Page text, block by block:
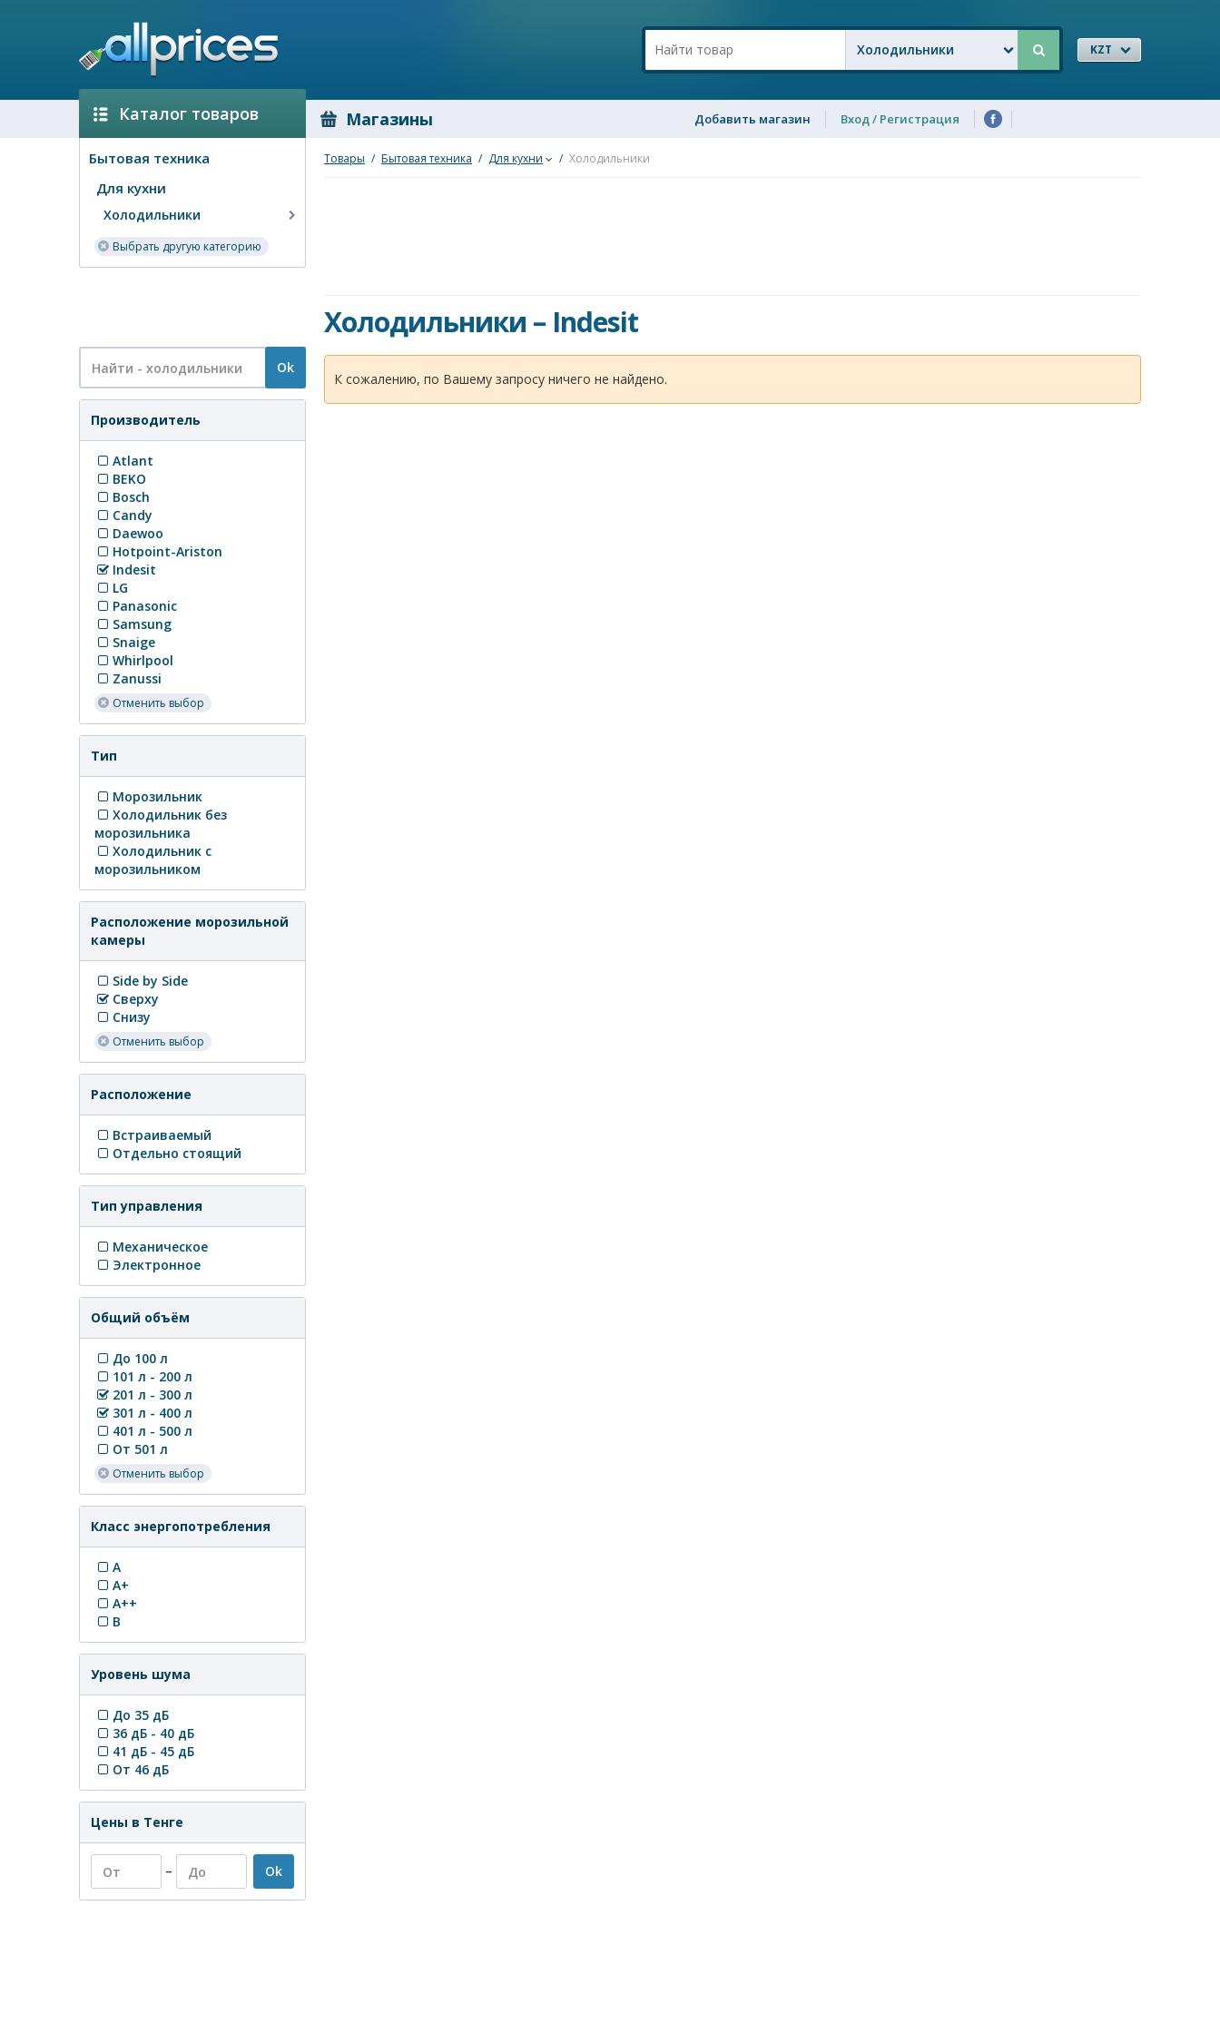
Холодильники KZT
Каталог товаров Магазины Добавить магазин Вход / Регистрация
Бытовая техника
Для кухни
Холодильники
Выбрать другую категорию
Ok
Производитель
Atlant
BEKO
Bosch
Candy
Daewoo
Hotpoint-Ariston
Indesit
LG
Panasonic
Samsung
Snaige
Whirlpool
Zanussi
Отменить выбор
Тип
Морозильник
Холодильник без
морозильника
Холодильник с
морозильником
Расположение морозильной
камеры
Side by Side
Сверху
Снизу
Отменить выбор
Расположение
Встраиваемый
Отдельно стоящий
Тип управления
Механическое
Электронное
Общий объём
До 100 л
101 л - 200 л
201 л - 300 л
301 л - 400 л
401 л - 500 л
От 501 л
Отменить выбор
Класс энергопотребления
A
A+
A++
B
Уровень шума
До 35 дБ
36 дБ - 40 дБ
41 дБ - 45 дБ
От 46 дБ
Цены в Тенге
– Ok
Товары / Бытовая техника / Для кухни / Холодильники
Холодильники – Indesit
К сожалению, по Вашему запросу ничего не найдено.